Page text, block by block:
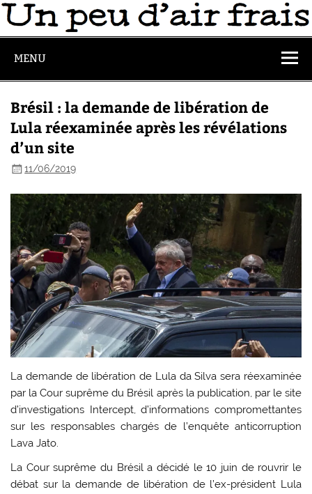
MENU
Brésil : la demande de libération de
Lula réexaminée après les révélations
d’un site
11/06/2019
La demande de libération de Lula da Silva sera réexaminée
par la Cour suprême du Brésil après la publication, par le site
d’investigations Intercept, d’informations compromettantes
sur les responsables chargés de l’enquête anticorruption
Lava Jato.
La Cour suprême du Brésil a décidé le 10 juin de rouvrir le
débat sur la demande de libération de l’ex-président Lula